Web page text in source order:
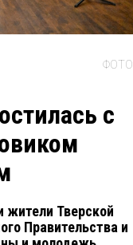
ФОТО
с
жители Тверской
Правительства и